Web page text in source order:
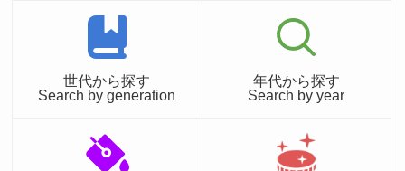
世代から探す
Search by generation
年代から探す
Search by year